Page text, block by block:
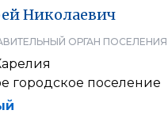
Николаевич
ОРГАН ПОСЕЛЕНИЯ
городское поселение